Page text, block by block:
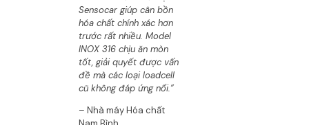
Sensocar giúp cân bồn
hóa chất chính xác hơn
trước rất nhiều. Model
INOX 316 chịu ăn mòn
tốt, giải quyết được vấn
đề mà các loại loadcell
cũ không đáp ứng nổi.”
– Nhà máy Hóa chất